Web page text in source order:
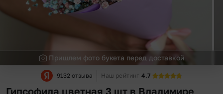
Пришлем фото букета перед доставкой
9132 отзыва Наш рейтинг 4.7
Гипсофила цветная 3 шт в Владимире